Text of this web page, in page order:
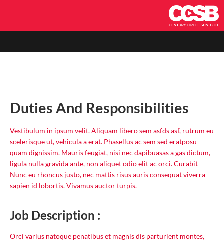
Duties And Responsibilities
Vestibulum in ipsum velit. Aliquam libero sem asfds asf, rutrum eu
scelerisque ut, vehicula a erat. Phasellus ac sem sed eratposu
quam dignissim. Mauris feugiat, nisi nec dapibuasas a gas dictum,
ligula nulla gravida ante, non aliquet odio elit ac orci. Curabit
Nunc eu rhoncus justo, nec mattis risus auris consequat viverra
sapien id lobortis. Vivamus auctor turpis.
Job Description :
Orci varius natoque penatibus et magnis dis parturient montes,